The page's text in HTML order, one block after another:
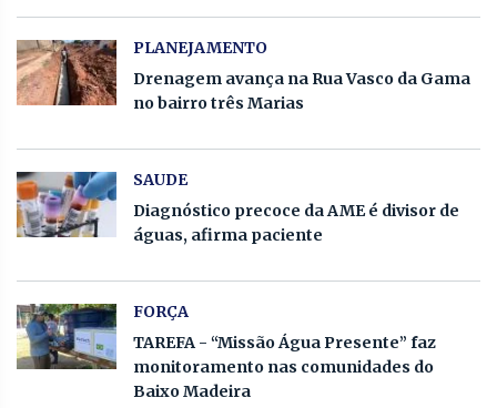
PLANEJAMENTO
Drenagem avança na Rua Vasco da Gama
no bairro três Marias
SAUDE
Diagnóstico precoce da AME é divisor de
águas, afirma paciente
FORÇA
TAREFA - “Missão Água Presente” faz
monitoramento nas comunidades do
Baixo Madeira